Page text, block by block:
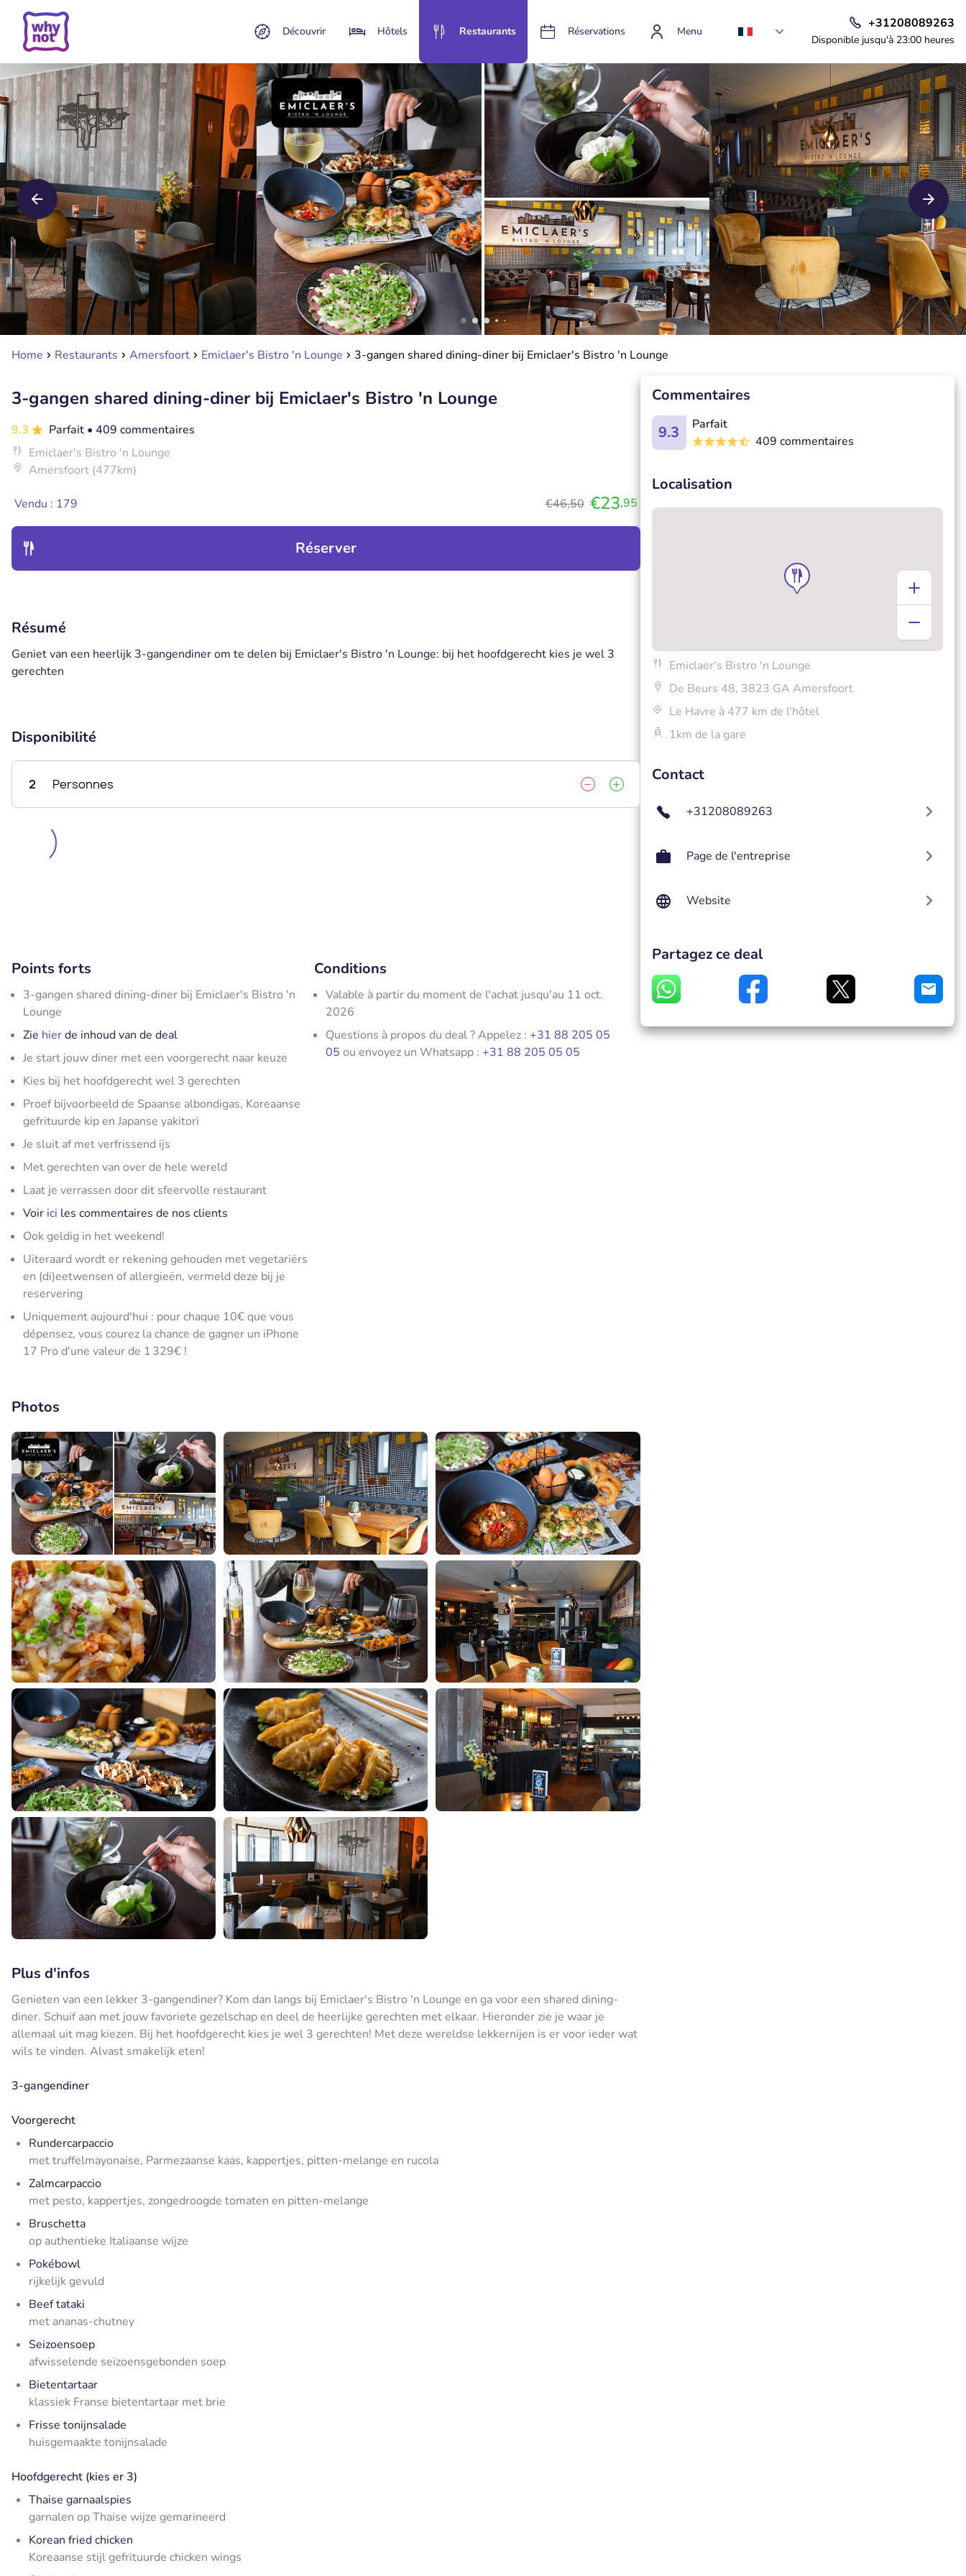
Découvrir Hôtels Restaurants Réservations Menu
+31208089263
Disponible jusqu'à 23:00 heures
Home Restaurants Amersfoort Emiclaer's Bistro 'n Lounge 3-gangen shared dining-diner bij Emiclaer's Bistro 'n Lounge
3-gangen shared dining-diner bij Emiclaer's Bistro 'n Lounge
9.3 Parfait • 409 commentaires
Emiclaer's Bistro 'n Lounge
Amersfoort (477km)
Vendu : 179 €46,50 €23,95
Réserver
Résumé
Geniet van een heerlijk 3-gangendiner om te delen bij Emiclaer's Bistro 'n Lounge: bij het hoofdgerecht kies je wel 3
gerechten
Disponibilité
2 Personnes
Points forts
3-gangen shared dining-diner bij Emiclaer's Bistro 'n
Lounge
Zie hierde inhoud van de deal
Je start jouw diner met een voorgerecht naar keuze
Kies bij het hoofdgerecht wel 3 gerechten
Proef bijvoorbeeld de Spaanse albondigas, Koreaanse
gefrituurde kip en Japanse yakitori
Je sluit af met verfrissend ijs
Met gerechten van over de hele wereld
Laat je verrassen door dit sfeervolle restaurant
Voir ici les commentaires de nos clients
Ook geldig in het weekend!
Uiteraard wordt er rekening gehouden met vegetariërs
en (di)eetwensen of allergieën, vermeld deze bij je
reservering
Uniquement aujourd'hui : pour chaque 10€ que vous
dépensez, vous courez la chance de gagner un iPhone
17 Pro d'une valeur de 1 329€ !
Conditions
Valable à partir du moment de l'achat jusqu'au 11 oct.
2026
Questions à propos du deal ? Appelez : +31 88 205 05
05 ou envoyez un Whatsapp : +31 88 205 05 05
Photos
Plus d'infos
Genieten van een lekker 3-gangendiner? Kom dan langs bij Emiclaer's Bistro 'n Lounge en ga voor een shared dining-
diner. Schuif aan met jouw favoriete gezelschap en deel de heerlijke gerechten met elkaar. Hieronder zie je waar je
allemaal uit mag kiezen. Bij het hoofdgerecht kies je wel 3 gerechten! Met deze wereldse lekkernijen is er voor ieder wat
wils te vinden. Alvast smakelijk eten!
3-gangendiner
Voorgerecht
Rundercarpaccio
met truffelmayonaise, Parmezaanse kaas, kappertjes, pitten-melange en rucola
Zalmcarpaccio
met pesto, kappertjes, zongedroogde tomaten en pitten-melange
Bruschetta
op authentieke Italiaanse wijze
Pokébowl
rijkelijk gevuld
Beef tataki
met ananas-chutney
Seizoensoep
afwisselende seizoensgebonden soep
Bietentartaar
klassiek Franse bietentartaar met brie
Frisse tonijnsalade
huisgemaakte tonijnsalade
Hoofdgerecht (kies er 3)
Thaise garnaalspies
garnalen op Thaise wijze gemarineerd
Korean fried chicken
Koreaanse stijl gefrituurde chicken wings
Commentaires
9.3
Parfait
409 commentaires
Localisation
Emiclaer's Bistro 'n Lounge
De Beurs 48, 3823 GA Amersfoort
Le Havre à 477 km de l'hôtel
1km de la gare
Contact
+31208089263
Page de l'entreprise
Website
Partagez ce deal